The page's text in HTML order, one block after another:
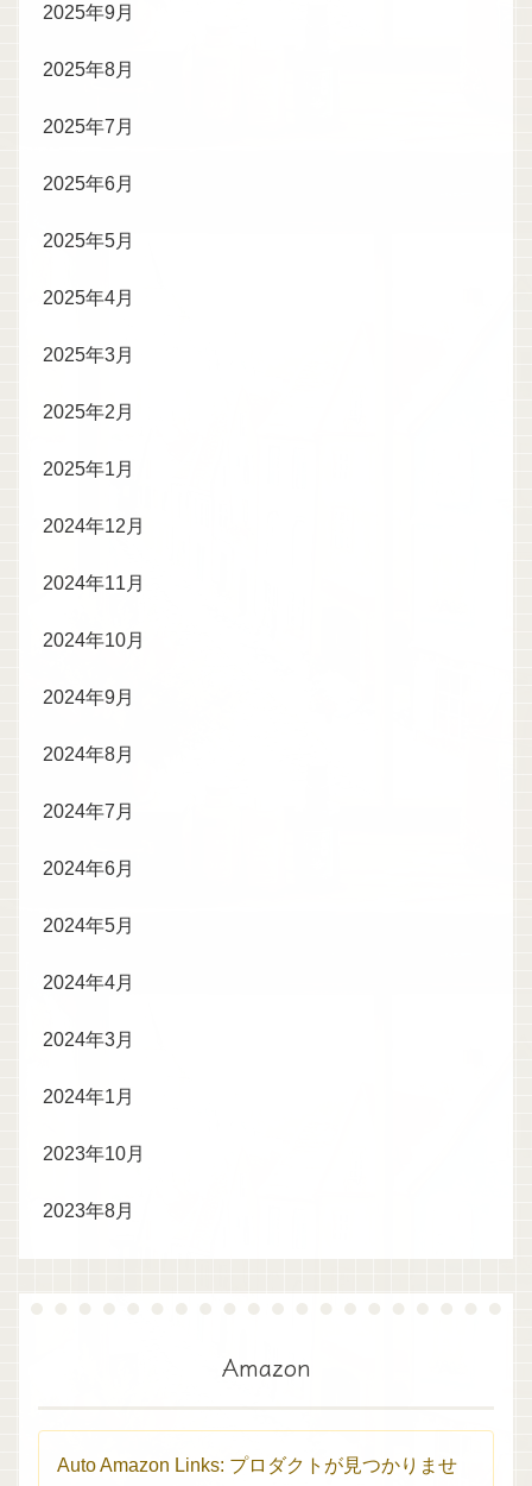
2025年9月
2025年8月
2025年7月
2025年6月
2025年5月
2025年4月
2025年3月
2025年2月
2025年1月
2024年12月
2024年11月
2024年10月
2024年9月
2024年8月
2024年7月
2024年6月
2024年5月
2024年4月
2024年3月
2024年1月
2023年10月
2023年8月
Amazon
Auto Amazon Links: プロダクトが見つかりませ